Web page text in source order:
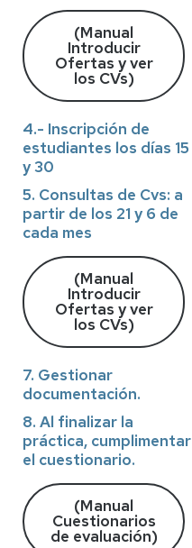
(Manual
Introducir
Ofertas y ver
los CVs)
4.- Inscripción de
estudiantes los días 15
y 30
5. Consultas de Cvs: a
partir de los 21 y 6 de
cada mes
(Manual
Introducir
Ofertas y ver
los CVs)
7. Gestionar
documentación.
8. Al finalizar la
práctica, cumplimentar
el cuestionario.
(Manual
Cuestionarios
de evaluación)